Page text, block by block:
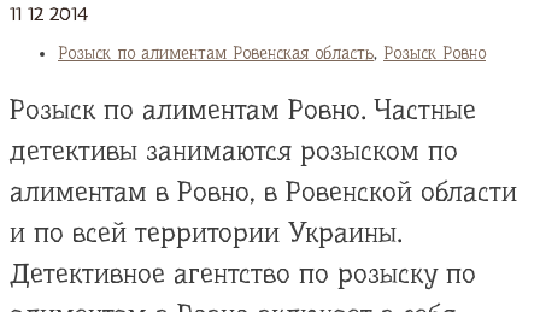
11 12 2014
Розыск по алиментам Ровенская область, Розыск Ровно
Розыск по алиментам Ровно. Частные
детективы занимаются розыском по
алиментам в Ровно, в Ровенской области
и по всей территории Украины.
Детективное агентство по розыску по